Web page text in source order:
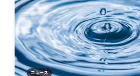
ニュース